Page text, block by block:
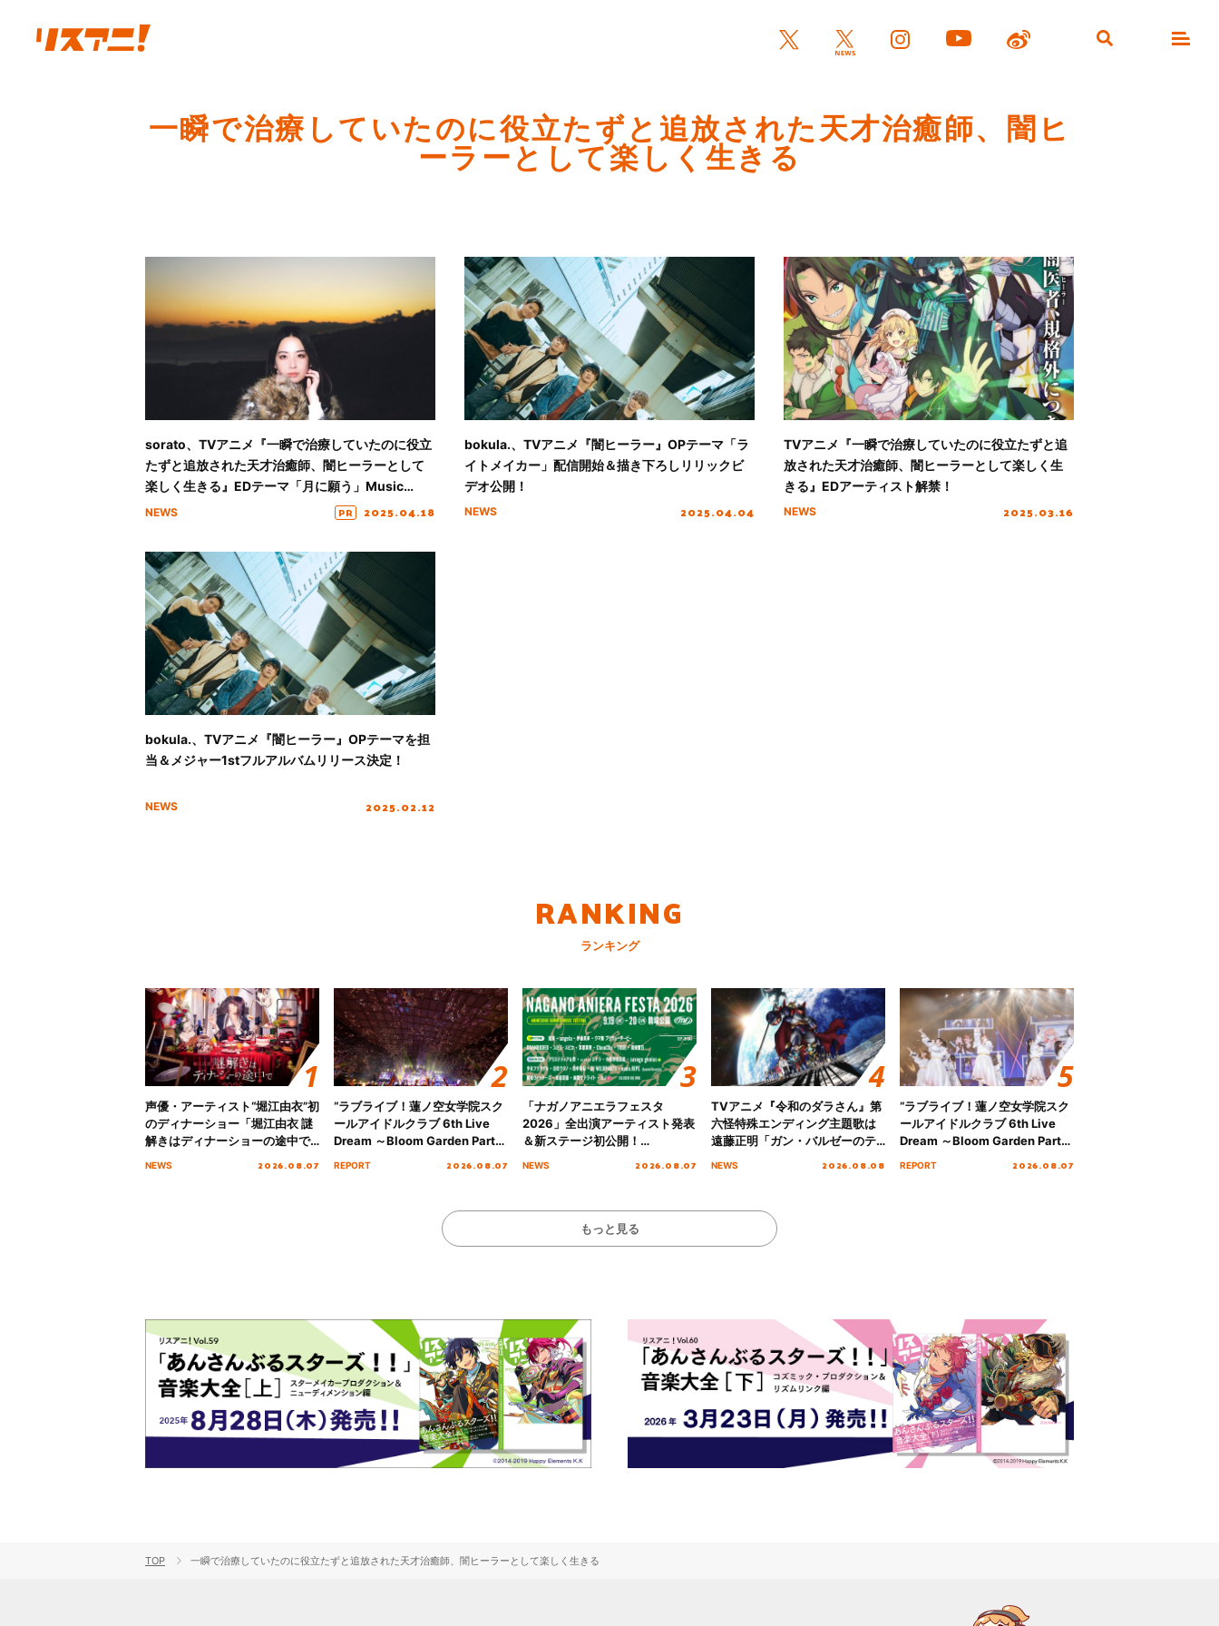
一瞬で治療していたのに役立たずと追放された天才治癒師、闇ヒ
ーラーとして楽しく生きる
sorato、TVアニメ『一瞬で治療していたのに役立
たずと追放された天才治癒師、闇ヒーラーとして
楽しく生きる』EDテーマ「月に願う」Music
Video公開！
NEWS PR 2025.04.18
bokula.、TVアニメ『闇ヒーラー』OPテーマ「ラ
イトメイカー」配信開始＆描き下ろしリリックビ
デオ公開！
NEWS 2025.04.04
TVアニメ『一瞬で治療していたのに役立たずと追
放された天才治癒師、闇ヒーラーとして楽しく生
きる』EDアーティスト解禁！
NEWS 2025.03.16
bokula.、TVアニメ『闇ヒーラー』OPテーマを担
当＆メジャー1stフルアルバムリリース決定！
NEWS 2025.02.12
RANKING
ランキング
声優・アーティスト“堀江由衣”初
のディナーショー「堀江由衣 謎
解きはディナーショーの途中で
2026」キービジュアル＆グッズ
NEWS 2026.08.07
“ラブライブ！蓮ノ空女学院スク
ールアイドルクラブ 6th Live
Dream ～Bloom Garden Party
～ ＜Bloom Garden Party
REPORT 2026.08.07
「ナガノアニエラフェスタ
2026」全出演アーティスト発表
＆新ステージ初公開！
GEARMANIAの参戦も決定し、
NEWS 2026.08.07
TVアニメ『令和のダラさん』第
六怪特殊エンディング主題歌は
遠藤正明「ガン・バルゼーのテ
ーマ」！ノンクレジットエンデ
NEWS 2026.08.08
“ラブライブ！蓮ノ空女学院スク
ールアイドルクラブ 6th Live
Dream ～Bloom Garden Party
～ ＜Bloom Garden Party
REPORT 2026.08.07
もっと見る
TOP 一瞬で治療していたのに役立たずと追放された天才治癒師、闇ヒーラーとして楽しく生きる